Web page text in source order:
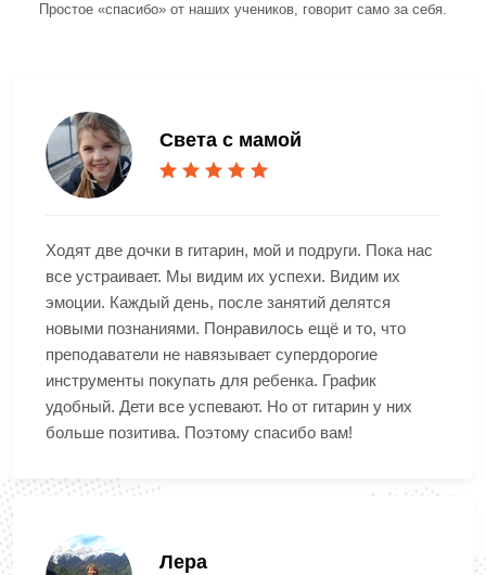
Простое «спасибо» от наших учеников, говорит само за себя.
Света с мамой
Ходят две дочки в гитарин, мой и подруги. Пока нас
все устраивает. Мы видим их успехи. Видим их
эмоции. Каждый день, после занятий делятся
новыми познаниями. Понравилось ещё и то, что
преподаватели не навязывает супердорогие
инструменты покупать для ребенка. График
удобный. Дети все успевают. Но от гитарин у них
больше позитива. Поэтому спасибо вам!
Лера